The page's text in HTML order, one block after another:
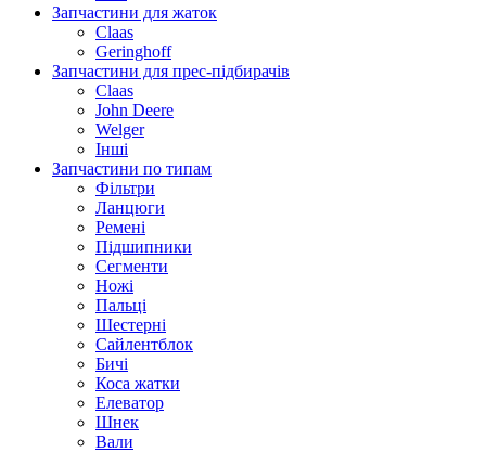
Запчастини для жаток
Claas
Geringhoff
Запчастини для прес-підбирачів
Claas
John Deere
Welger
Інші
Запчастини по типам
Фільтри
Ланцюги
Ремені
Підшипники
Сегменти
Ножі
Пальці
Шестерні
Сайлентблок
Бичі
Коса жатки
Елеватор
Шнек
Вали